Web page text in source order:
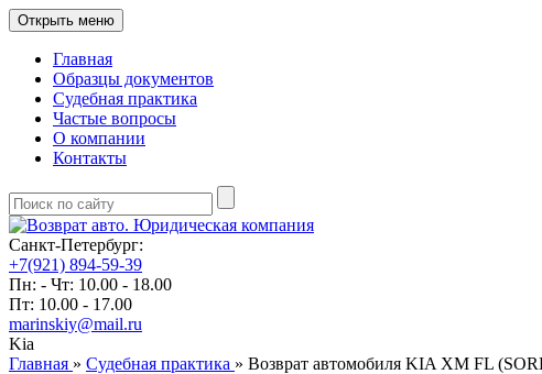
Открыть меню
Главная
Образцы документов
Судебная практика
Частые вопросы
О компании
Контакты
Санкт-Петербург:
+7(921) 894-59-39
Пн: - Чт: 10.00 - 18.00
Пт: 10.00 - 17.00
marinskiy@mail.ru
Kia
Главная » Судебная практика » Возврат автомобиля KIA XM FL